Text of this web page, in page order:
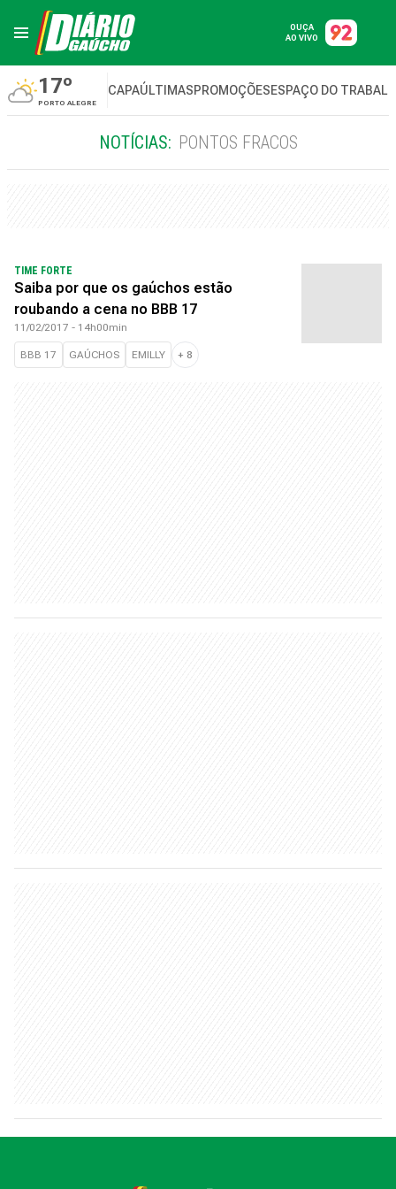
OUÇA
AO VIVO
17º
PORTO ALEGRE
CAPAÚLTIMASPROMOÇÕESESPAÇO DO
NOTÍCIAS: PONTOS FRACOS
TIME FORTE
Saiba por que os gaúchos estão
roubando a cena no BBB 17
11/02/2017 - 14h00min
BBB 17 GAÚCHOS EMILLY + 8